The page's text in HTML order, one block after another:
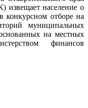
население о
конкурсном отборе на
муниципальных
на местных
финансов